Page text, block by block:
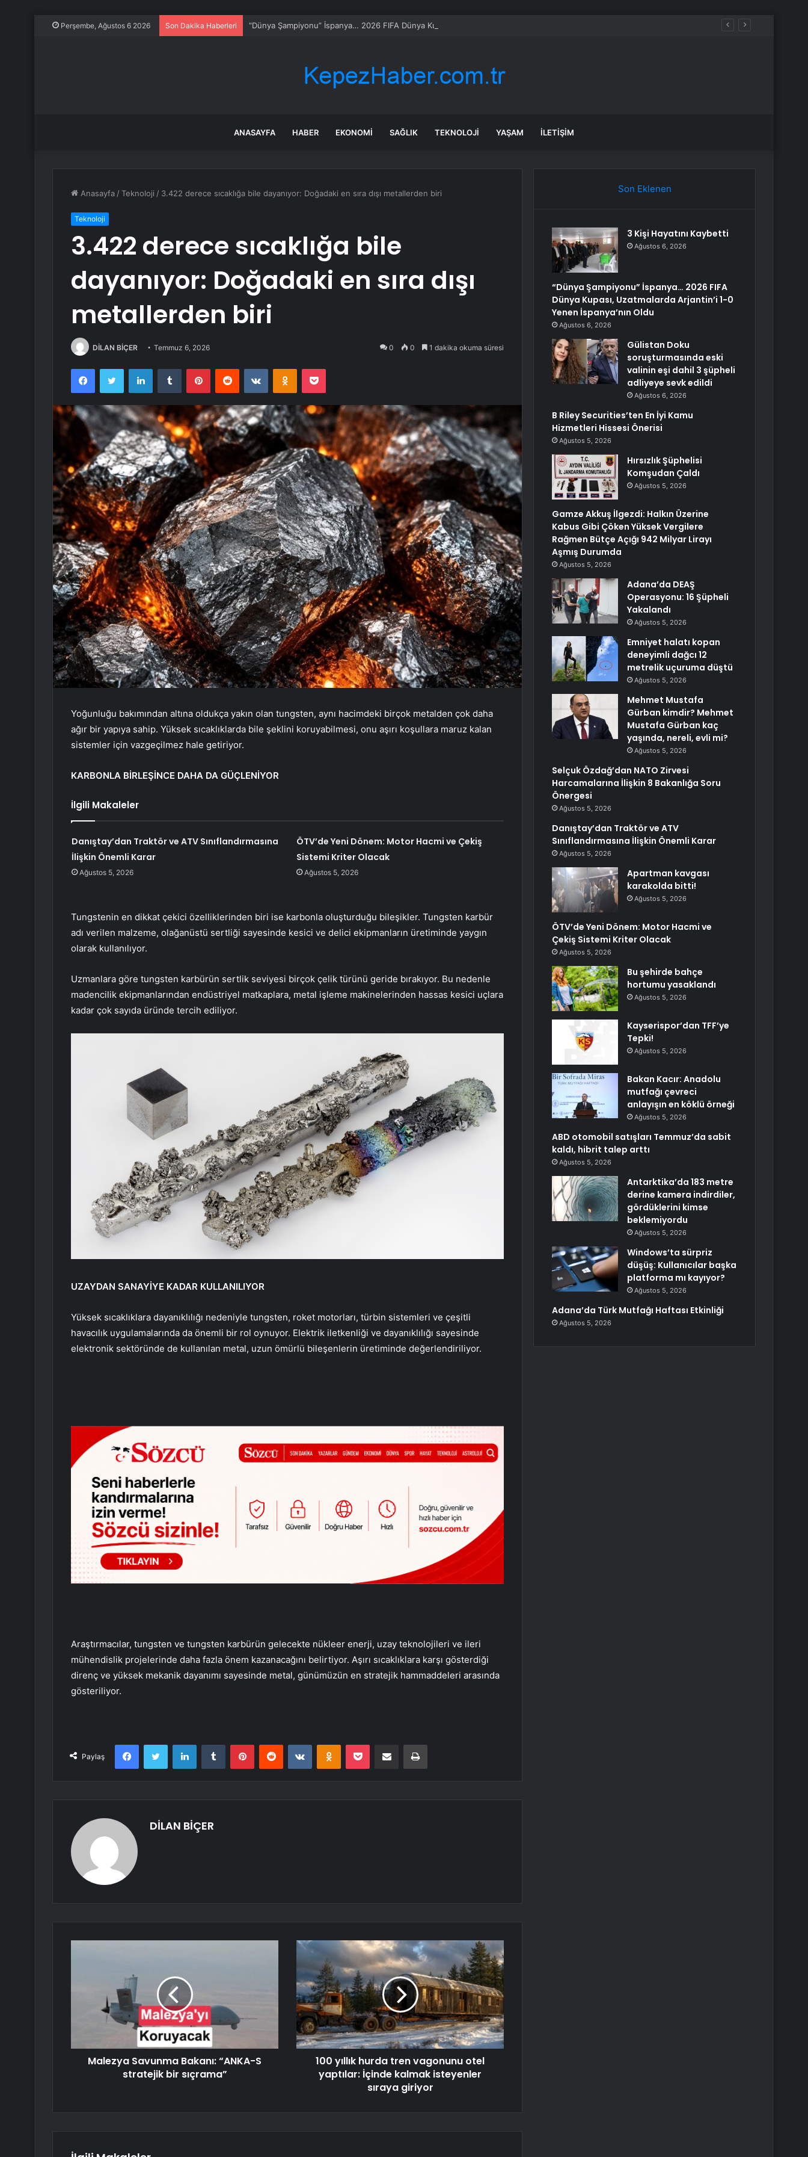
Perşembe, Ağustos 6 2026 Son Dakika Haberleri “Dünya Şampiyonu” İspanya… 2026 FIFA Dünya Kupası, Uzatmalarda Arjantin’i 1-0 Yenen İspanya’nın Oldu
ANASAYFA HABER EKONOMI SAĞLIK TEKNOLOJI YAŞAM İLETIŞIM
Anasayfa /Teknoloji / 3.422 derece sıcaklığa bile dayanıyor: Doğadaki en sıra dışı metallerden biri
Teknoloji
3.422 derece sıcaklığa bile
dayanıyor: Doğadaki en sıra dışı
metallerden biri
DİLAN BİÇER Temmuz 6, 2026 0 0 1 dakika okuma süresi
FacebookTwitter LinkedInTumblr PinterestReddit VKontakteOdnoklassniki
Pocket
Yoğunluğu bakımından altına oldukça yakın olan tungsten, aynı hacimdeki birçok metalden çok daha
ağır bir yapıya sahip. Yüksek sıcaklıklarda bile şeklini koruyabilmesi, onu aşırı koşullara maruz kalan
sistemler için vazgeçilmez hale getiriyor.
KARBONLA BİRLEŞİNCE DAHA DA GÜÇLENİYOR
İlgili Makaleler
Danıştay’dan Traktör ve ATV Sınıflandırmasına
İlişkin Önemli Karar
Ağustos 5, 2026
ÖTV’de Yeni Dönem: Motor Hacmi ve Çekiş
Sistemi Kriter Olacak
Ağustos 5, 2026
Tungstenin en dikkat çekici özelliklerinden biri ise karbonla oluşturduğu bileşikler. Tungsten karbür
adı verilen malzeme, olağanüstü sertliği sayesinde kesici ve delici ekipmanların üretiminde yaygın
olarak kullanılıyor.
Uzmanlara göre tungsten karbürün sertlik seviyesi birçok çelik türünü geride bırakıyor. Bu nedenle
madencilik ekipmanlarından endüstriyel matkaplara, metal işleme makinelerinden hassas kesici uçlara
kadar çok sayıda üründe tercih ediliyor.
UZAYDAN SANAYİYE KADAR KULLANILIYOR
Yüksek sıcaklıklara dayanıklılığı nedeniyle tungsten, roket motorları, türbin sistemleri ve çeşitli
havacılık uygulamalarında da önemli bir rol oynuyor. Elektrik iletkenliği ve dayanıklılığı sayesinde
elektronik sektöründe de kullanılan metal, uzun ömürlü bileşenlerin üretiminde değerlendiriliyor.
Araştırmacılar, tungsten ve tungsten karbürün gelecekte nükleer enerji, uzay teknolojileri ve ileri
mühendislik projelerinde daha fazla önem kazanacağını belirtiyor. Aşırı sıcaklıklara karşı gösterdiği
direnç ve yüksek mekanik dayanımı sayesinde metal, günümüzün en stratejik hammaddeleri arasında
gösteriliyor.
Paylaş
FacebookTwitter LinkedInTumblr PinterestReddit VKontakteOdnoklassniki
Pocket E-Posta ile paylaş Yazdır
DİLAN BİÇER
Malezya Savunma Bakanı: “ANKA-S
stratejik bir sıçrama”
100 yıllık hurda tren vagonunu otel
yaptılar: İçinde kalmak isteyenler
sıraya giriyor
Son Eklenen
3 Kişi Hayatını Kaybetti
Ağustos 6, 2026
“Dünya Şampiyonu” İspanya… 2026 FIFA
Dünya Kupası, Uzatmalarda Arjantin’i 1-0
Yenen İspanya’nın Oldu
Ağustos 6, 2026
Gülistan Doku
soruşturmasında eski
valinin eşi dahil 3 şüpheli
adliyeye sevk edildi
Ağustos 6, 2026
B Riley Securities’ten En İyi Kamu
Hizmetleri Hissesi Önerisi
Ağustos 5, 2026
Hırsızlık Şüphelisi
Komşudan Çaldı
Ağustos 5, 2026
Gamze Akkuş İlgezdi: Halkın Üzerine
Kabus Gibi Çöken Yüksek Vergilere
Rağmen Bütçe Açığı 942 Milyar Lirayı
Aşmış Durumda
Ağustos 5, 2026
Adana’da DEAŞ
Operasyonu: 16 Şüpheli
Yakalandı
Ağustos 5, 2026
Emniyet halatı kopan
deneyimli dağcı 12
metrelik uçuruma düştü
Ağustos 5, 2026
Mehmet Mustafa
Gürban kimdir? Mehmet
Mustafa Gürban kaç
yaşında, nereli, evli mi?
Ağustos 5, 2026
Selçuk Özdağ’dan NATO Zirvesi
Harcamalarına İlişkin 8 Bakanlığa Soru
Önergesi
Ağustos 5, 2026
Danıştay’dan Traktör ve ATV
Sınıflandırmasına İlişkin Önemli Karar
Ağustos 5, 2026
Apartman kavgası
karakolda bitti!
Ağustos 5, 2026
ÖTV’de Yeni Dönem: Motor Hacmi ve
Çekiş Sistemi Kriter Olacak
Ağustos 5, 2026
Bu şehirde bahçe
hortumu yasaklandı
Ağustos 5, 2026
Kayserispor’dan TFF’ye
Tepki!
Ağustos 5, 2026
Bakan Kacır: Anadolu
mutfağı çevreci
anlayışın en köklü örneği
Ağustos 5, 2026
ABD otomobil satışları Temmuz’da sabit
kaldı, hibrit talep arttı
Ağustos 5, 2026
Antarktika’da 183 metre
derine kamera indirdiler,
gördüklerini kimse
beklemiyordu
Ağustos 5, 2026
Windows’ta sürpriz
düşüş: Kullanıcılar başka
platforma mı kayıyor?
Ağustos 5, 2026
Adana’da Türk Mutfağı Haftası Etkinliği
Ağustos 5, 2026